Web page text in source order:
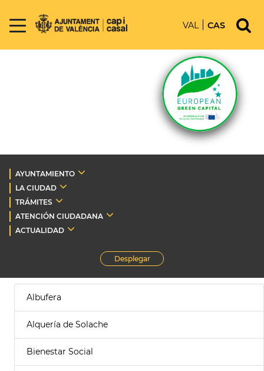
VAL CAS
AYUNTAMIENTO
LA CIUDAD
TRÁMITES
ATENCIÓN CIUDADANA
ACTUALIDAD
Desplegar
Albufera
Alquería de Solache
Bienestar Social